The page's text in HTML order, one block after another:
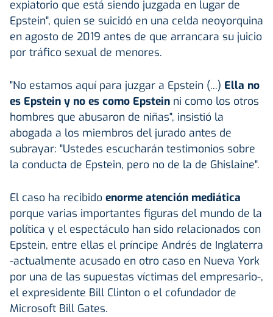
expiatorio que está siendo juzgada en lugar de
Epstein", quien se suicidó en una celda neoyorquina
en agosto de 2019 antes de que arrancara su juicio
por tráfico sexual de menores.
"No estamos aquí para juzgar a Epstein (...) Ella no
es Epstein y no es como Epstein ni como los otros
hombres que abusaron de niñas", insistió la
abogada a los miembros del jurado antes de
subrayar: "Ustedes escucharán testimonios sobre
la conducta de Epstein, pero no de la de Ghislaine".
El caso ha recibido enorme atención mediática
porque varias importantes figuras del mundo de la
política y el espectáculo han sido relacionados con
Epstein, entre ellas el príncipe Andrés de Inglaterra
-actualmente acusado en otro caso en Nueva York
por una de las supuestas víctimas del empresario-,
el expresidente Bill Clinton o el cofundador de
Microsoft Bill Gates.